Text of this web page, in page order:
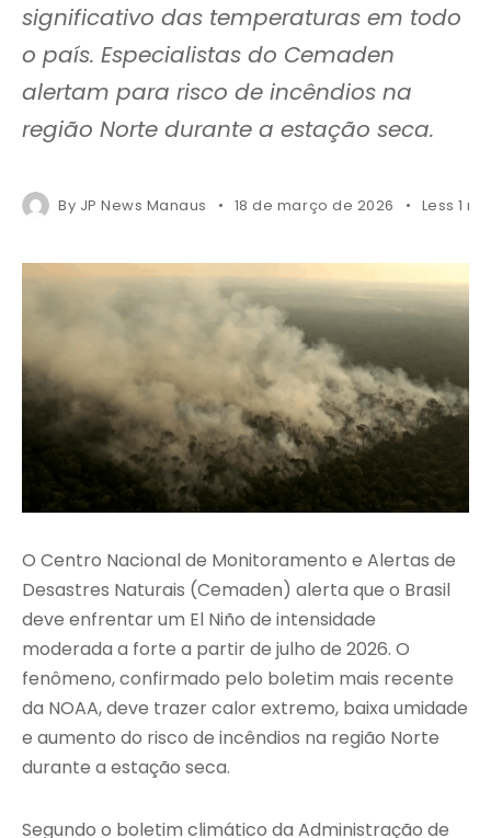
significativo das temperaturas em todo
o país. Especialistas do Cemaden
alertam para risco de incêndios na
região Norte durante a estação seca.
By JP News Manaus 18 de março de 2026 Less 1
O Centro Nacional de Monitoramento e Alertas de
Desastres Naturais (Cemaden) alerta que o Brasil
deve enfrentar um El Niño de intensidade
moderada a forte a partir de julho de 2026. O
fenômeno, confirmado pelo boletim mais recente
da NOAA, deve trazer calor extremo, baixa umidade
e aumento do risco de incêndios na região Norte
durante a estação seca.
Segundo o boletim climático da Administração de